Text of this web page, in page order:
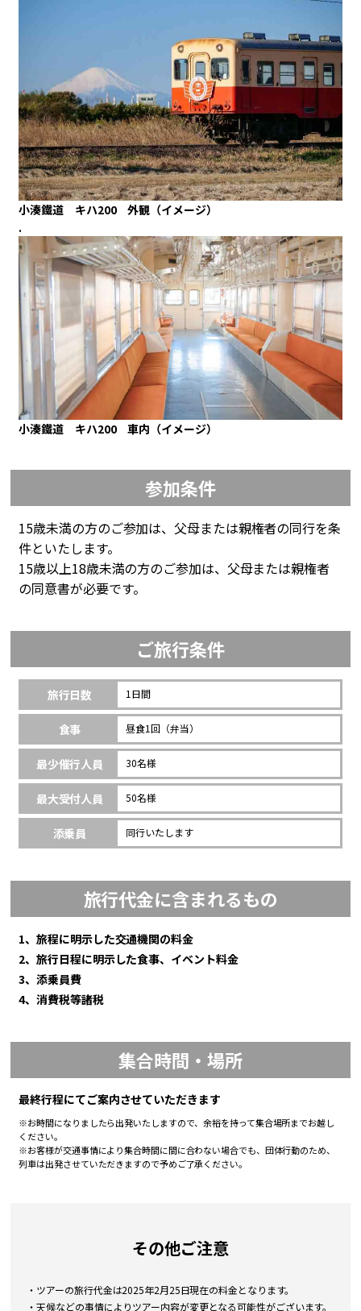
小湊鐵道 キハ200 外観（イメージ）
.
小湊鐵道 キハ200 車内（イメージ）
参加条件
15歳未満の方のご参加は、父母または親権者の同行を条
件といたします。
15歳以上18歳未満の方のご参加は、父母または親権者
の同意書が必要です。
ご旅行条件
旅行日数 1日間
食事 昼食1回（弁当）
最少催行人員 30名様
最大受付人員 50名様
添乗員 同行いたします
旅行代金に含まれるもの
1、旅程に明示した交通機関の料金
2、旅行日程に明示した食事、イベント料金
3、添乗員費
4、消費税等諸税
集合時間・場所
最終行程にてご案内させていただきます
※お時間になりましたら出発いたしますので、余裕を持って集合場所までお越し
ください。
※お客様が交通事情により集合時間に間に合わない場合でも、団体行動のため、
列車は出発させていただきますので予めご了承ください。
その他ご注意
・ツアーの旅行代金は2025年2月25日現在の料金となります。
・天候などの事情によりツアー内容が変更となる可能性がございます。